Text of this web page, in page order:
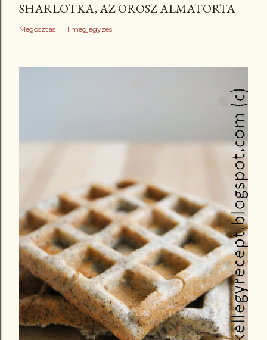
SHARLOTKA, AZ OROSZ ALMATORTA
Megosztás 11 megjegyzés